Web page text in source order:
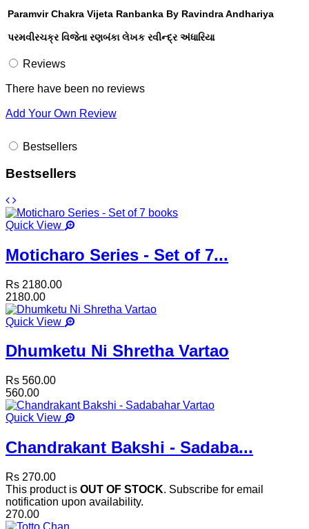
Paramvir Chakra Vijeta Ranbanka By Ravindra Andhariya
પરમવીરચક્ર વિજેતા રણબંકા લેખક રવીન્દ્ર અંધારિયા
Reviews
There have been no reviews
Add Your Own Review
Bestsellers
Bestsellers
Quick View
Moticharo Series - Set of 7...
Rs 2180.00
2180.00
Quick View
Dhumketu Ni Shretha Vartao
Rs 560.00
560.00
Quick View
Chandrakant Bakshi - Sadaba...
Rs 270.00
This product is OUT OF STOCK. Subscribe for email
notification upon availability.
270.00